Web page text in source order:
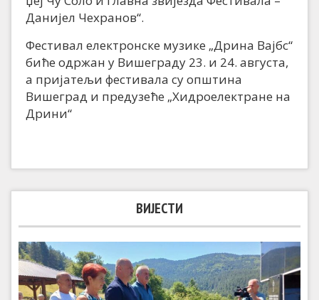
Данијел Чехранов“.
Фестивал електронске музике „Дрина Вајбс“
биће одржан у Вишеграду 23. и 24. августа,
а пријатељи фестивала су општина
Вишеград и предузеће „Хидроелектране на
Дрини“
ВИЈЕСТИ